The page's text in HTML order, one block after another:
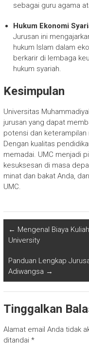
sebagai guru agama
Hukum Ekonomi
Jurusan ini
hukum Islam dalam
berkarir di lembaga
hukum syariah.
Kesimpulan
Universitas
jurusan yang dapat
potensi dan
Dengan kualitas
memadai. UMC menjadi
kesuksesan di masa
minat dan bakat Anda,
UMC.
← Mengenal Biaya
University
Panduan Lengkap
Adiwangsa →
Tinggalkan
Alamat email Anda tidak
ditandai *